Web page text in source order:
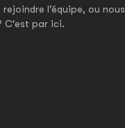
l'équipe, ou
C'est par ici.